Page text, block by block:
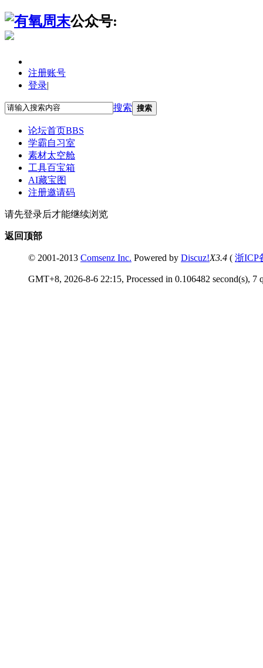
公众号:
注册账号
登录|
搜索 搜索
论坛首页BBS
学霸自习室
素材太空舱
工具百宝箱
AI藏宝图
注册邀请码
请先登录后才能继续浏览
返回顶部
© 2001-2013 Comsenz Inc. Powered by Discuz!X3.4 ( 浙ICP
GMT+8, 2026-8-6 22:15, Processed in 0.106482 second(s), 7